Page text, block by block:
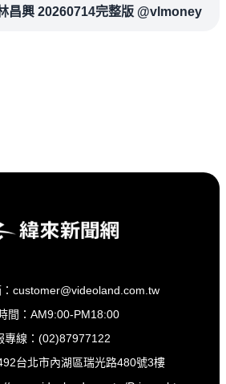
昌興 20260714完整版 @vlmoney
customer@videoland.com.tw
間：AM9:00-PM18:00
專線：(02)87977122
台北市內湖區瑞光路480號3樓